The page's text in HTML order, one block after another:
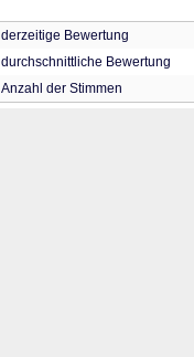
derzeitige Bewertung
durchschnittliche Bewertung
Anzahl der Stimmen